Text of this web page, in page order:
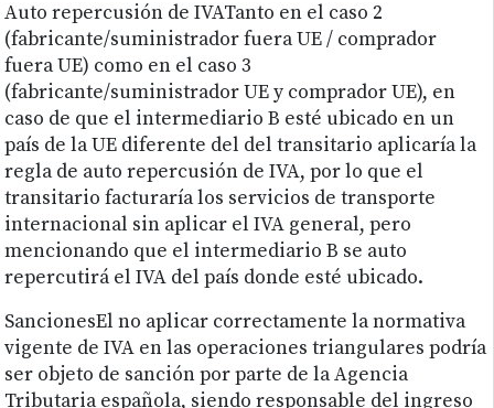
Auto repercusión de IVATanto en el caso 2
(fabricante/suministrador fuera UE / comprador
fuera UE) como en el caso 3
(fabricante/suministrador UE y comprador UE), en
caso de que el intermediario B esté ubicado en un
país de la UE diferente del del transitario aplicaría la
regla de auto repercusión de IVA, por lo que el
transitario facturaría los servicios de transporte
internacional sin aplicar el IVA general, pero
mencionando que el intermediario B se auto
repercutirá el IVA del país donde esté ubicado.
SancionesEl no aplicar correctamente la normativa
vigente de IVA en las operaciones triangulares podría
ser objeto de sanción por parte de la Agencia
Tributaria española, siendo responsable del ingreso